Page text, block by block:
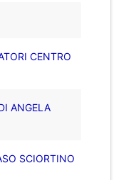
CENTRO
ANGELA
SCIORTINO